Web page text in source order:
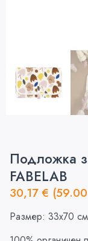
Подложка
FABELAB
30,17 €
Размер: 33х70 см